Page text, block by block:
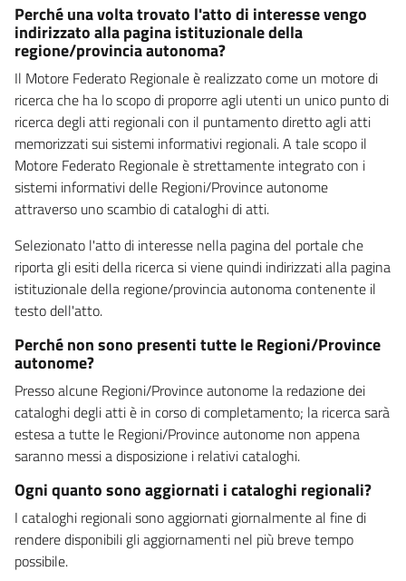
Perché una volta trovato l'atto di interesse vengo
indirizzato alla pagina istituzionale della
regione/provincia autonoma?
Il Motore Federato Regionale è realizzato come un motore di
ricerca che ha lo scopo di proporre agli utenti un unico punto di
ricerca degli atti regionali con il puntamento diretto agli atti
memorizzati sui sistemi informativi regionali. A tale scopo il
Motore Federato Regionale è strettamente integrato con i
sistemi informativi delle Regioni/Province autonome
attraverso uno scambio di cataloghi di atti.
Selezionato l'atto di interesse nella pagina del portale che
riporta gli esiti della ricerca si viene quindi indirizzati alla pagina
istituzionale della regione/provincia autonoma contenente il
testo dell'atto.
Perché non sono presenti tutte le Regioni/Province
autonome?
Presso alcune Regioni/Province autonome la redazione dei
cataloghi degli atti è in corso di completamento; la ricerca sarà
estesa a tutte le Regioni/Province autonome non appena
saranno messi a disposizione i relativi cataloghi.
Ogni quanto sono aggiornati i cataloghi regionali?
I cataloghi regionali sono aggiornati giornalmente al fine di
rendere disponibili gli aggiornamenti nel più breve tempo
possibile.